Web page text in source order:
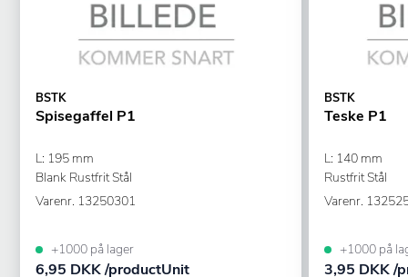
BSTK
Spisegaffel P1
L: 195 mm
Blank Rustfrit Stål
Varenr. 13250301
+1000 på lager
6,95 DKK /productUnit
BSTK
Teske P1
L: 140 mm
Rustfrit Stål
Varenr.
+1000 på
3,95 DKK /